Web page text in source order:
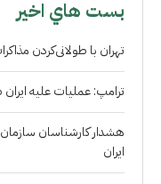
بست هاي اخير
تهران با طولانی‌کردن
ترامپ: عملیات علیه
هشدار کارشناسان
ایران